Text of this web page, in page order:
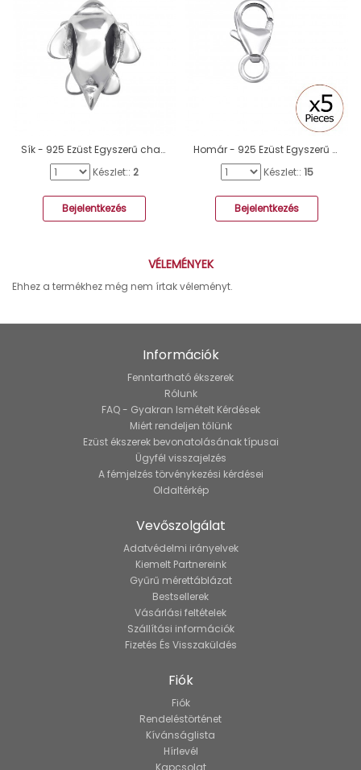
Sík - 925 Ezüst Egyszerű charmok A4S6015
Készlet:: 2
Bejelentkezés
Homár - 925 Ezüst Egyszerű charmok A4S32683
Készlet:: 15
Bejelentkezés
VÉLEMÉNYEK
Ehhez a termékhez még nem írtak véleményt.
Információk
Fenntartható ékszerek
Rólunk
FAQ - Gyakran Ismételt Kérdések
Miért rendeljen tőlünk
Ezüst ékszerek bevonatolásának típusai
Ügyfél visszajelzés
A fémjelzés törvénykezési kérdései
Oldaltérkép
Vevőszolgálat
Adatvédelmi irányelvek
Kiemelt Partnereink
Gyűrű mérettáblázat
Bestsellerek
Vásárlási feltételek
Szállítási információk
Fizetés És Visszaküldés
Fiók
Fiók
Rendeléstörténet
Kívánságlista
Hírlevél
Kapcsolat